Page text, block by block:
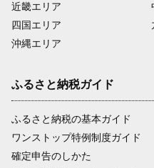
近畿エリア
四国エリア
沖縄エリア
ふるさと納税ガイド
ふるさと納税の基本ガイド
ワンストップ特例制度ガイド
確定申告のしかた